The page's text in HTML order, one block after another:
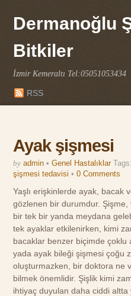
Dermanoğlu
Bitkiler
İzmir Kemeraltı Tel:05051053434
RSS
Ayak şişmesi
by admin • Genel Hastalıklar
şişmesi tedavisi •0 Comments
Yaşlı erişkinlerde ayak, bacak
gözlenen bir durumdur.
bir tek bir yanda meydana
tek ayaklar etkilenirken, kimi
bacaklar benzer biçimde çoklu
yada ayak bileği şişmesi çoğu
oluşturmazken, bir doktora ne
bilmek önemlidir. Şişlik kimi
ihtiyaç duyulan daha ciddi